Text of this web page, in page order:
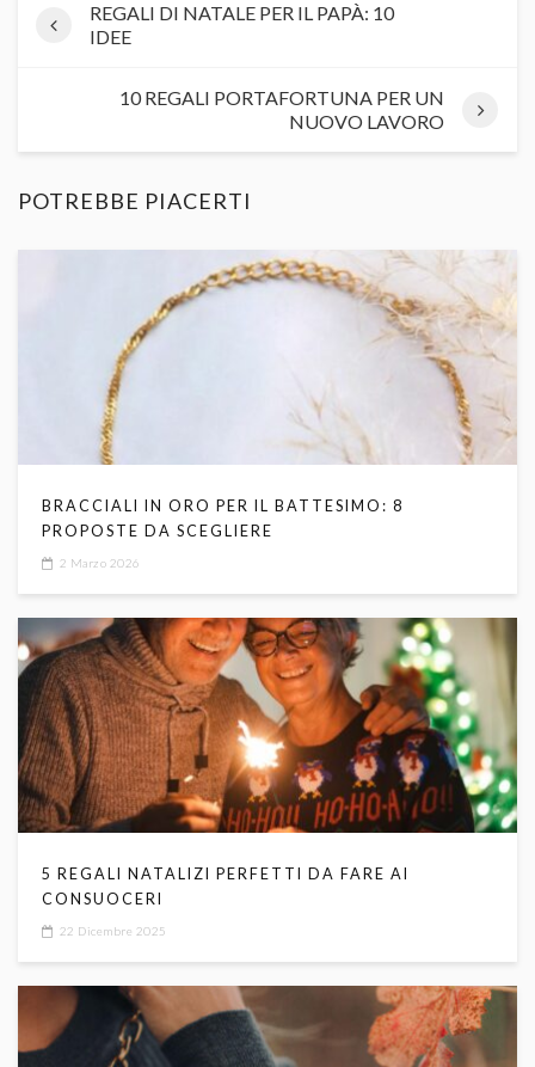
REGALI DI NATALE PER IL PAPÀ: 10
IDEE
10 REGALI PORTAFORTUNA PER UN
NUOVO LAVORO
POTREBBE PIACERTI
BRACCIALI IN ORO PER IL BATTESIMO: 8
PROPOSTE DA SCEGLIERE
2 Marzo 2026
5 REGALI NATALIZI PERFETTI DA FARE AI
CONSUOCERI
22 Dicembre 2025